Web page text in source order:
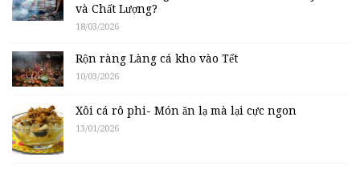
và Chất Lượng?
18/03/2026
Rộn ràng Làng cá kho vào Tết
10/03/2026
Xôi cá rô phi- Món ăn lạ mà lại cực ngon
13/01/2026